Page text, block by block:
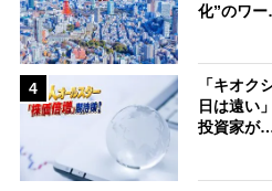
化”のワ
4
「キオク
日は遠い
投資家が